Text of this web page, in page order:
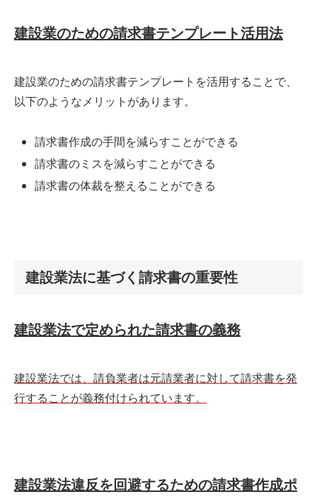
建設業のための請求書テンプレート活用法
建設業のための請求書テンプレートを活用することで、
以下のようなメリットがあります。
請求書作成の手間を減らすことができる
請求書のミスを減らすことができる
請求書の体裁を整えることができる
建設業法に基づく請求書の重要性
建設業法で定められた請求書の義務
建設業法では、請負業者は元請業者に対して請求書を発
行することが義務付けられています。
建設業法違反を回避するための請求書作成ポ